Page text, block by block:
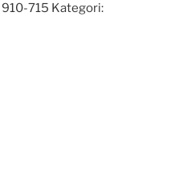
910-715 Kategori: